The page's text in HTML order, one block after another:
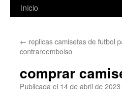
Saltar
contenido
Inicio
← replicas camisetas de futbol
contrareembolso
comprar
Publicada el 14 de abril de 2023